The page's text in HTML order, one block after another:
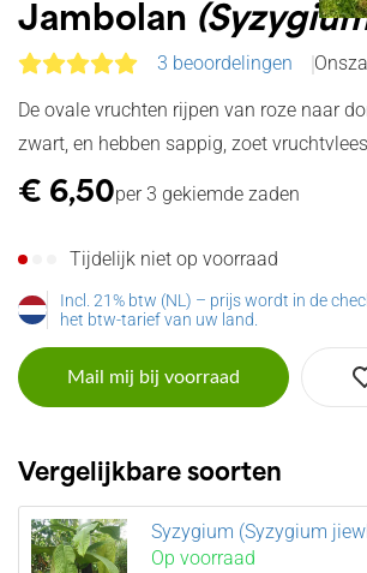
Jambolan
3 beoordelingen
De ovale vruchten rijpen van roze naar
zwart, en hebben sappig, zoet
€ 6,50per 3 gekiemde zaden
Tijdelijk niet op voorraad
Incl. 21% btw (NL) – prijs wordt in de
het btw-tarief van uw land.
Mail mij bij voorraad
Vergelijkbare soorten
Syzygium (Syzygium
Op voorraad